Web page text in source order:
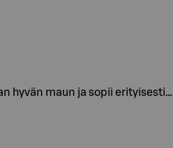
hyvän maun ja sopii erityisesti…